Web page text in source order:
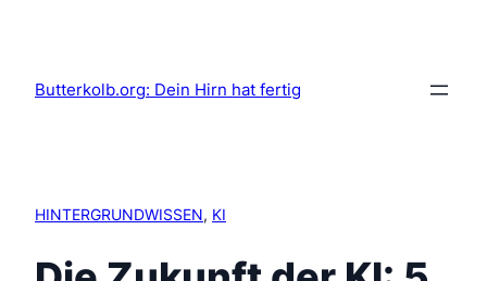
Butterkolb.org: Dein Hirn hat fertig
HINTERGRUNDWISSEN, KI